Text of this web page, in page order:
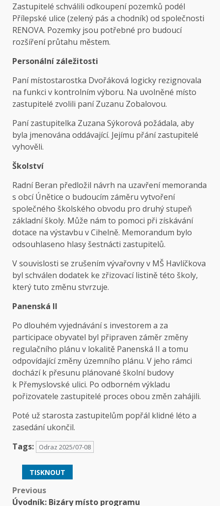
Zastupitelé schválili odkoupení pozemků podél
Přílepské ulice (zelený pás a chodník) od společnosti
RENOVA. Pozemky jsou potřebné pro budoucí
rozšíření průtahu městem.
Personální záležitosti
Paní místostarostka Dvořáková logicky rezignovala
na funkci v kontrolním výboru. Na uvolněné místo
zastupitelé zvolili paní Zuzanu Zobalovou.
Paní zastupitelka Zuzana Sýkorová požádala, aby
byla jmenována oddávající. Jejímu přání zastupitelé
vyhověli.
Školství
Radní Beran předložil návrh na uzavření memoranda
s obcí Únětice o budoucím záměru vytvoření
společného školského obvodu pro druhý stupeň
základní školy. Může nám to pomoci při získávání
dotace na výstavbu v Cihelně. Memorandum bylo
odsouhlaseno hlasy šestnácti zastupitelů.
V souvislosti se zrušením vývařovny v MŠ Havlíčkova
byl schválen dodatek ke zřizovací listině této školy,
který tuto změnu stvrzuje.
Panenská II
Po dlouhém vyjednávání s investorem a za
participace obyvatel byl připraven záměr změny
regulačního plánu v lokalitě Panenská II a tomu
odpovídající změny územního plánu. V jeho rámci
dochází k přesunu plánované školní budovy
k Přemyslovské ulici. Po odborném výkladu
pořizovatele zastupitelé proces obou změn zahájili.
Poté už starosta zastupitelům popřál klidné léto a
zasedání ukončil.
Tags:
Odraz 2025/07-08
TISKNOUT
Post
Previous
Úvodník: Bizáry místo programu